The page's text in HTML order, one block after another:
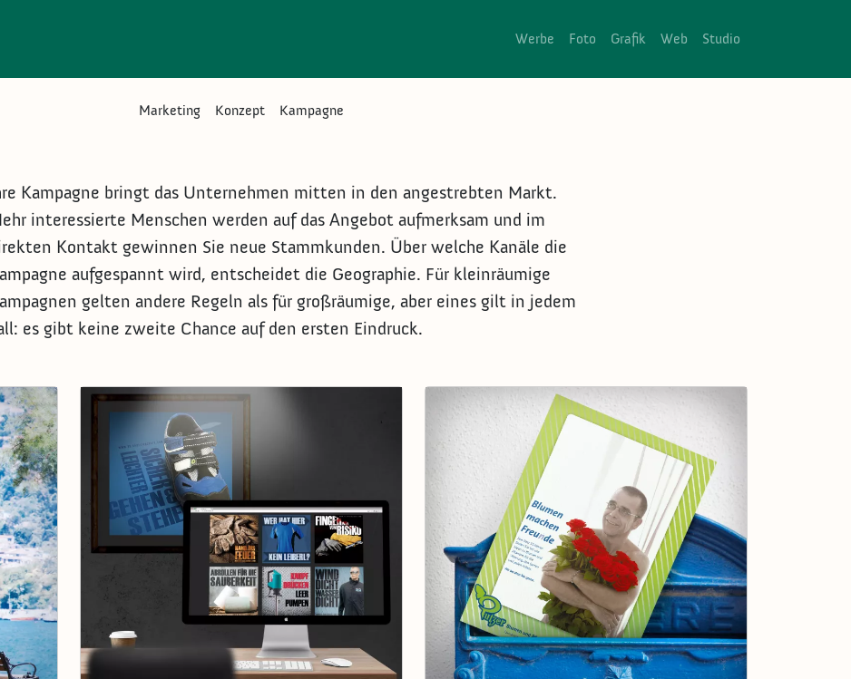
Main navigation
Werbe Foto Grafik Web Studio
Submenu Werbung
Marketing Konzept Kampagne
Kampagne bringt das Unternehmen mitten in den angestrebten Markt.
interessierte Menschen werden auf das Angebot aufmerksam und im
Kontakt gewinnen Sie neue Stammkunden. Über welche Kanäle die
aufgespannt wird, entscheidet die Geographie. Für kleinräumige
gelten andere Regeln als für großräumige, aber eines gilt in jedem
es gibt keine zweite Chance auf den ersten Eindruck.